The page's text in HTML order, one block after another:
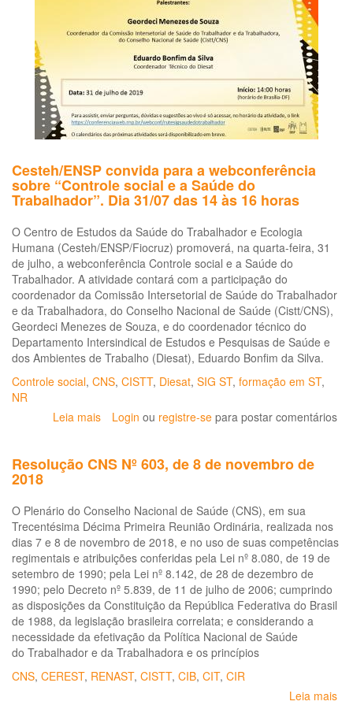
Cesteh/ENSP convida para a webconferência
sobre “Controle social e a Saúde do
Trabalhador”. Dia 31/07 das 14 às 16 horas
O Centro de Estudos da Saúde do Trabalhador e Ecologia
Humana (Cesteh/ENSP/Fiocruz) promoverá, na quarta-feira, 31
de julho, a webconferência Controle social e a Saúde do
Trabalhador. A atividade contará com a participação do
coordenador da Comissão Intersetorial de Saúde do Trabalhador
e da Trabalhadora, do Conselho Nacional de Saúde (Cistt/CNS),
Geordeci Menezes de Souza, e do coordenador técnico do
Departamento Intersindical de Estudos e Pesquisas de Saúde e
dos Ambientes de Trabalho (Diesat), Eduardo Bonfim da Silva.
Controle social, CNS, CISTT, Diesat, SIG ST, formação em ST,
NR
Leia mais sobre
para
sobre
“Controle
social
e
a
Saúde
do
Trabalhador”.
Dia
31/07
das
14
Login ou registre-se para postar comentários
Resolução CNS Nº 603, de 8 de novembro de
2018
O Plenário do Conselho Nacional de Saúde (CNS), em sua
Trecentésima Décima Primeira Reunião Ordinária, realizada nos
dias 7 e 8 de novembro de 2018, e no uso de suas competências
regimentais e atribuições conferidas pela Lei nº 8.080, de 19 de
setembro de 1990; pela Lei nº 8.142, de 28 de dezembro de
1990; pelo Decreto nº 5.839, de 11 de julho de 2006; cumprindo
as disposições da Constituição da República Federativa do Brasil
de 1988, da legislação brasileira correlata; e considerando a
necessidade da efetivação da Política Nacional de Saúde
do Trabalhador e da Trabalhadora e os princípios
CNS, CEREST, RENAST, CISTT, CIB, CIT, CIR
Leia mais